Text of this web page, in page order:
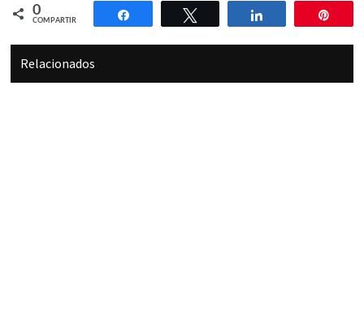
0
COMPARTIR
Compartir Compartir
Relacionados